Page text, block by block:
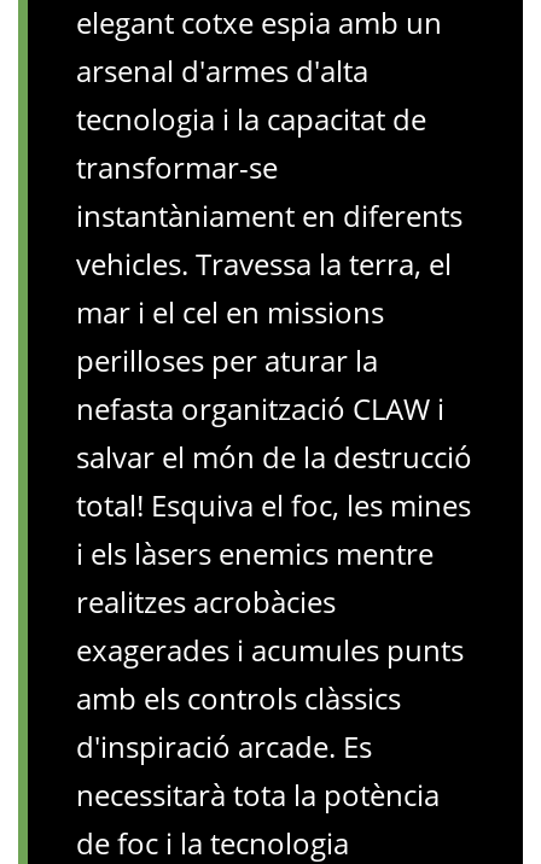
elegant cotxe espia amb un
arsenal d'armes d'alta
tecnologia i la capacitat de
transformar-se
instantàniament en diferents
vehicles. Travessa la terra, el
mar i el cel en missions
perilloses per aturar la
nefasta organització CLAW i
salvar el món de la destrucció
total! Esquiva el foc, les mines
i els làsers enemics mentre
realitzes acrobàcies
exagerades i acumules punts
amb els controls clàssics
d'inspiració arcade. Es
necessitarà tota la potència
de foc i la tecnologia